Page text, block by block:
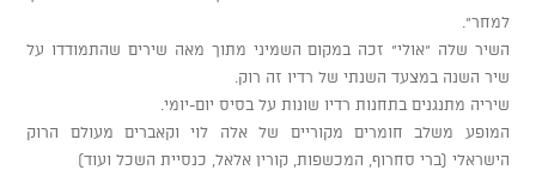
למחר".
השיר שלה "אולי" זכה במקום השמיני מתוך מאה שירים שהתמודדו על
שיר השנה במצעד השנתי של רדיו זה רוק.
שיריה מתנגנים בתחנות רדיו שונות על בסיס יום-יומי.
המופע משלב חומרים מקוריים של אלה לוי וקאברים מעולם הרוק
הישראלי (ברי סחרוף, המכשפות, קורין אלאל, כנסיית השכל ועוד)